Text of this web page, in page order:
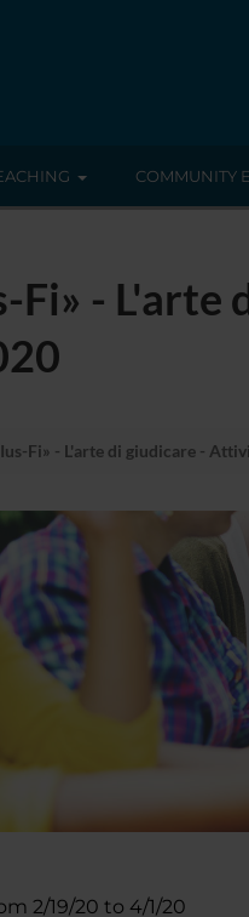
COMMUNITY
Fi» -
Fi» - L'arte di giudicare -
2/19/20 to 4/1/20